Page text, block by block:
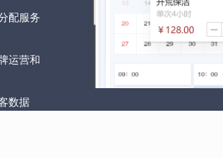
配服务
运营和
数据